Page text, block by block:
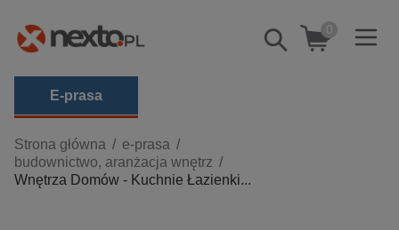
Pokaż/schowaj
wyszukiwarkę
0
E-prasa
Kategorie
Zobacz wszystkie E-prasa
Strona główna
e-prasa
budownictwo, aranżacja wnętrz
Wnętrza Domów - Kuchnie Łazienki...